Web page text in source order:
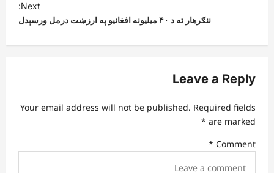
v
g
t
Next:
ننګرهار ته د ۴۰ میلیونه افغانیو په ارزښت درمل ورسېدل
Leave a Reply
Your email address will not be published. Required fields
are marked
*
Comment
*